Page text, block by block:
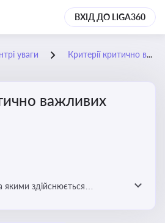
ВХІД ДО LIGA360
уваги Критерії критично важливих підприємств
важливих
якими здійснюється